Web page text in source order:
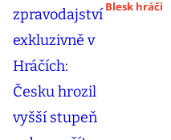
Blesk hráči